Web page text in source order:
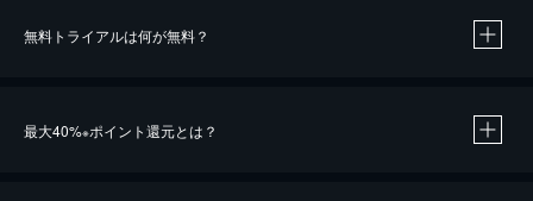
無料トライアルは何が無料？
最大40%※ポイント還元とは？